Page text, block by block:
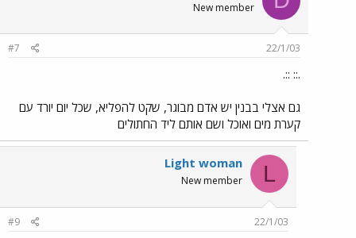
New member
22/1/03
#7
.:: ::.
גם אצלי בבנין יש אדם מבוגר, שקט להפליא, שכל יום יורד עם
קערת מים ואוכל ושם אותם ליד החתולים
L
Light woman
New member
22/1/03
#9